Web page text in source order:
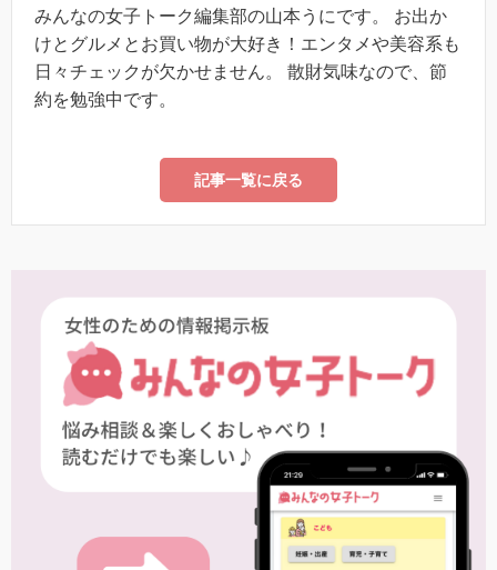
みんなの女子トーク編集部の山本うにです。 お出か
けとグルメとお買い物が大好き！エンタメや美容系も
日々チェックが欠かせません。 散財気味なので、節
約を勉強中です。
記事一覧に戻る